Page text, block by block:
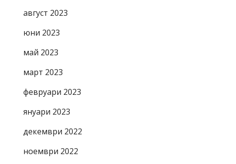
август 2023
юни 2023
май 2023
март 2023
февруари 2023
януари 2023
декември 2022
ноември 2022